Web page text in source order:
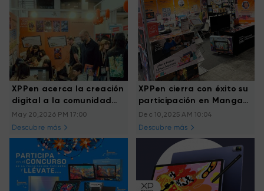
XPPen acerca la creación
digital a la comunidad
artística en Comic
Barcelona 2026
May 20,2026 PM 17:00
Descubre más
XPPen cierra con éxito su
participación en Manga
Barcelona 2025 y
fortalece su conexión con
la comunidad creativa
Dec 10,2025 AM 10:04
Descubre más